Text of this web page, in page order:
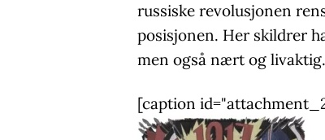
russiske revolusjonen
posisjonen. Her skildrer
men også nært og livaktig.
[caption